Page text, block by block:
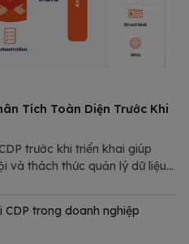
Tích Toàn Diện Trước Khi
trước khi triển khai giúp
và thách thức quản lý dữ liệu
CDP trong doanh nghiệp